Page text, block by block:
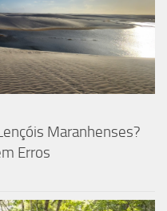
Maranhenses?
Erros